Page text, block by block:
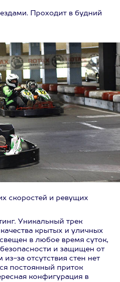
Проходит в будний
скоростей и ревущих
Уникальный трек
крытых и уличных
в любое время суток,
и защищен от
за отсутствия стен нет
постоянный приток
конфигурация в